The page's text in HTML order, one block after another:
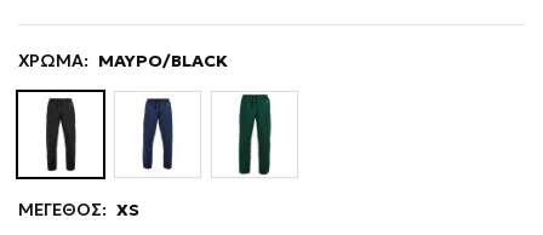
ΧΡΩΜΑ: ΜΑΥΡΟ/BLACK
ΜΕΓΕΘΟΣ: XS